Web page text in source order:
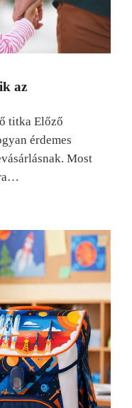
az
titka Előző
érdemes
Most